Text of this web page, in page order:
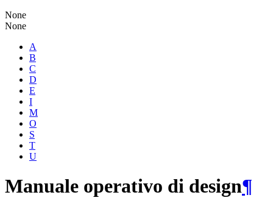
None
None
A
B
C
D
E
I
M
O
S
T
U
Manuale operativo di design¶